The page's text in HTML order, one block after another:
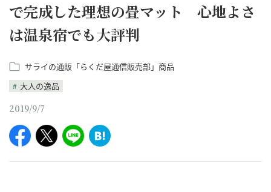
で完成した理想の畳マット 心地よさ
は温泉宿でも大評判
サライの通販「らくだ屋通信販売部」商品
大人の逸品
2019/9/7